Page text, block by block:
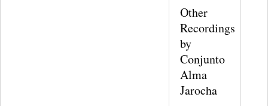
Other
Recordings
by
Conjunto
Alma
Jarocha